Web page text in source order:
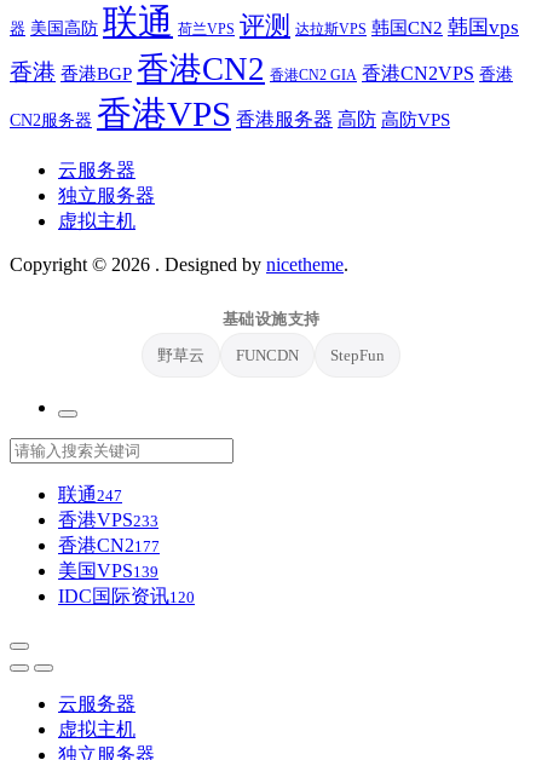
器 美国高防 联通 荷兰VPS 评测 达拉斯VPS 韩国CN2 韩国vps
香港 香港BGP 香港CN2 香港CN2 GIA 香港CN2VPS 香港
CN2服务器 香港VPS 香港服务器 高防 高防VPS
云服务器
独立服务器
虚拟主机
Copyright © 2026 . Designed by nicetheme.
基础设施支持
野草云
FUNCDN StepFun
联通247
香港VPS233
香港CN2177
美国VPS139
IDC国际资讯120
云服务器
虚拟主机
独立服务器